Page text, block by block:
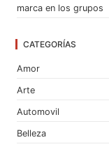
marca en los grupos
CATEGORÍAS
Amor
Arte
Automovil
Belleza